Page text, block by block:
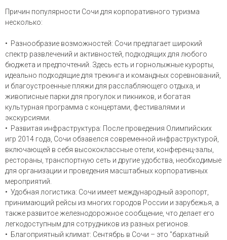
Причин популярности Сочи для корпоративного туризма
несколько:
• Разнообразие возможностей: Сочи предлагает широкий
спектр развлечений и активностей, подходящих для любого
бюджета и предпочтений. Здесь есть и горнолыжные курорты,
идеально подходящие для трекинга и командных соревнований,
и благоустроенные пляжи для расслабляющего отдыха, и
живописные парки для прогулок и пикников, и богатая
культурная программа с концертами, фестивалями и
экскурсиями.
• Развитая инфраструктура: После проведения Олимпийских
игр 2014 года, Сочи обзавелся современной инфраструктурой,
включающей в себя высококлассные отели, конференц-залы,
рестораны, транспортную сеть и другие удобства, необходимые
для организации и проведения масштабных корпоративных
мероприятий.
• Удобная логистика: Сочи имеет международный аэропорт,
принимающий рейсы из многих городов России и зарубежья, а
также развитое железнодорожное сообщение, что делает его
легкодоступным для сотрудников из разных регионов.
• Благоприятный климат: Сентябрь в Сочи – это "бархатный